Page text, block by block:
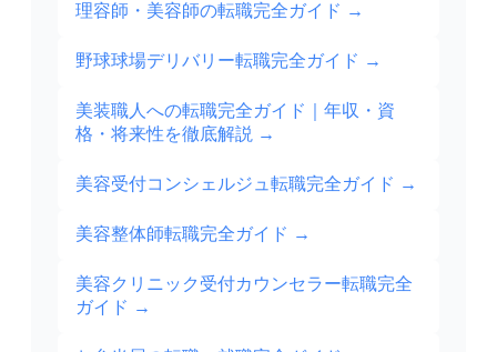
理容師・美容師の転職完全ガイド →
野球球場デリバリー転職完全ガイド →
美装職人への転職完全ガイド｜年収・資
格・将来性を徹底解説 →
美容受付コンシェルジュ転職完全ガイド →
美容整体師転職完全ガイド →
美容クリニック受付カウンセラー転職完全
ガイド →